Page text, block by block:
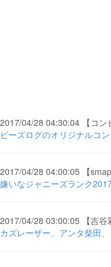
2017/04/28 04:30:04 【コン
ビーズログのオリジナルコ
2017/04/28 04:00:05 【smap
嫌いなジャニーズランク
2017/04/28 03:00:05 【吉谷
カズレーザー、アンタ柴田